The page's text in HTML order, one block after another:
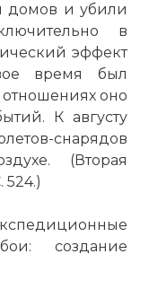
домов и убили
в
эффект
время был
отношениях оно
К августу
снарядов
(Вторая
524.)
создание